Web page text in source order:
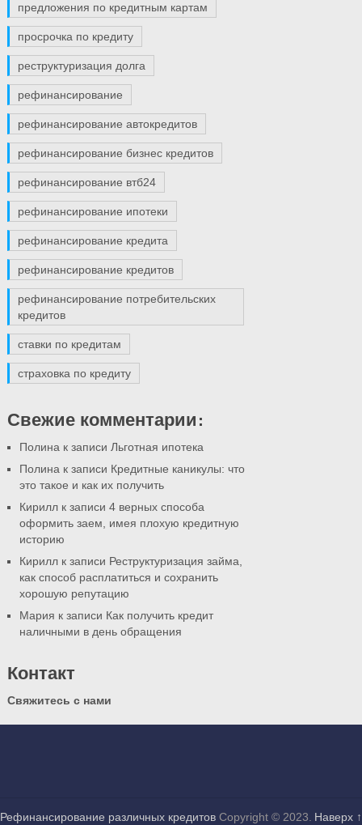
предложения по кредитным картам
просрочка по кредиту
реструктуризация долга
рефинансирование
рефинансирование автокредитов
рефинансирование бизнес кредитов
рефинансирование втб24
рефинансирование ипотеки
рефинансирование кредита
рефинансирование кредитов
рефинансирование потребительских
кредитов
ставки по кредитам
страховка по кредиту
Свежие комментарии:
Полина к записи Льготная ипотека
Полина к записи Кредитные каникулы: что
это такое и как их получить
Кирилл к записи 4 верных способа
оформить заем, имея плохую кредитную
историю
Кирилл к записи Реструктуризация займа,
как способ расплатиться и сохранить
хорошую репутацию
Мария к записи Как получить кредит
наличными в день обращения
Контакт
Свяжитесь с нами
Рефинансирование различных кредитов Copyright © 2023. Наверх ↑